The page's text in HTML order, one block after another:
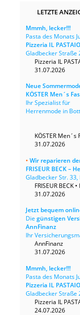
LETZTE
Mmmh, lecker!!!
Pasta des Monats
Pizzeria IL PASTAIO
Gladbecker Straße
Pizzeria IL
31.07.2026
Neue
KÖSTER Men´s
Ihr Spezialist für
Herrenmode in
KÖSTER Men´s
31.07.2026
• Wir reparieren
FRISEUR BECK –
Gladbecker Str.
FRISEUR BECK
31.07.2026
Jetzt bequem
Die günstigen
AnnFinanz
Ihr
AnnFinanz
31.07.2026
Mmmh, lecker!!!
Pasta des Monats
Pizzeria IL PASTAIO
Gladbecker Straße
Pizzeria IL
24.07.2026